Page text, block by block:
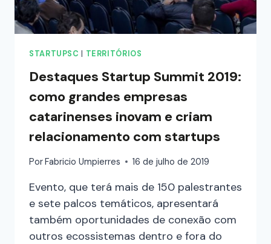
STARTUPSC TERRITÓRIOS
Destaques Startup Summit 2019:
como grandes empresas
catarinenses inovam e criam
relacionamento com startups
PorFabricio Umpierres 16 de julho de 2019
Evento, que terá mais de 150 palestrantes
e sete palcos temáticos, apresentará
também oportunidades de conexão com
outros ecossistemas dentro e fora do